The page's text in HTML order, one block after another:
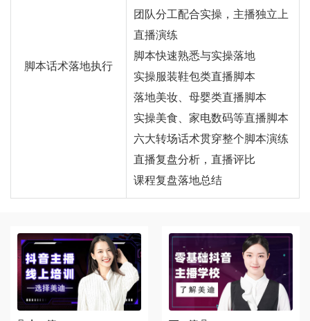
脚本话术落地执行
团队分工配合实操，主播独立上
直播演练
脚本快速熟悉与实操落地
实操服装鞋包类直播脚本
落地美妆、母婴类直播脚本
实操美食、家电数码等直播脚本
六大转场话术贯穿整个脚本演练
直播复盘分析，直播评比
课程复盘落地总结